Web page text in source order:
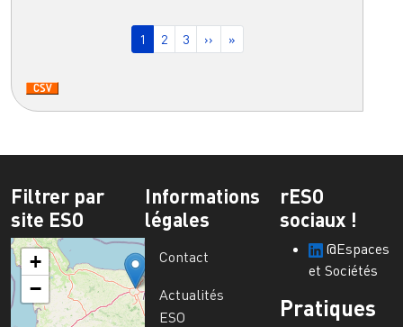
Page courante
1 Page
2 Page
3 Page suivante
›› Dernière page
»
Filtrer par
site ESO
+
−
Informations
légales
Contact
Actualités
ESO
rESO
sociaux !
@Espaces
et Sociétés
Pratiques